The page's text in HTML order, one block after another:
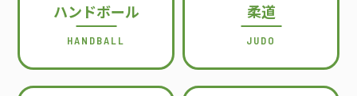
ハンドボール
HANDBALL
柔道
JUDO